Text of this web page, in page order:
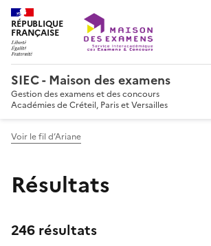
RÉPUBLIQUE
FRANÇAISE
SIEC - Maison des examens
Gestion des examens et des concours
Académies de Créteil, Paris et Versailles
Voir le fil d’Ariane
Résultats
246 résultats